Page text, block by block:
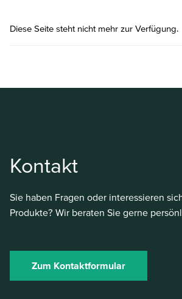
Diese Seite steht nicht mehr zur Verfügung.
Kontakt
Sie haben Fragen oder interessieren
Produkte? Wir beraten Sie gerne
Zum Kontaktformular